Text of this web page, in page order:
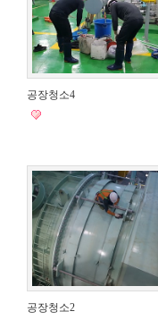
공장청소4
공장청소2